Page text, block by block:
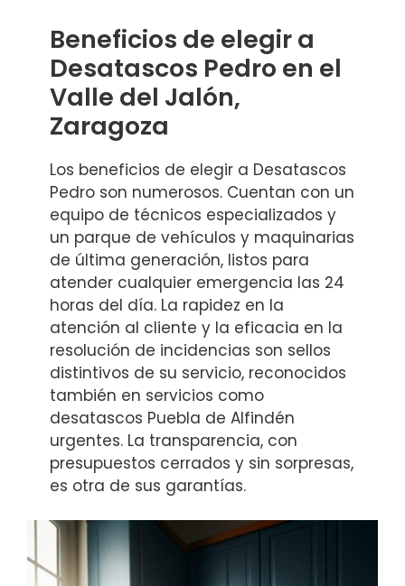
Beneficios de elegir a
Desatascos Pedro en el
Valle del Jalón,
Zaragoza
Los beneficios de elegir a Desatascos
Pedro son numerosos. Cuentan con un
equipo de técnicos especializados y
un parque de vehículos y maquinarias
de última generación, listos para
atender cualquier emergencia las 24
horas del día. La rapidez en la
atención al cliente y la eficacia en la
resolución de incidencias son sellos
distintivos de su servicio, reconocidos
también en servicios como
desatascos Puebla de Alfindén
urgentes. La transparencia, con
presupuestos cerrados y sin sorpresas,
es otra de sus garantías.